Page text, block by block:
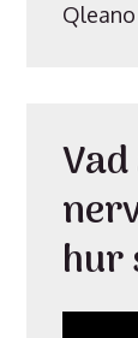
Qleano
hur